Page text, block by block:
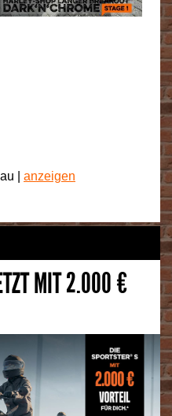
| anzeigen
MIT 2.000 €